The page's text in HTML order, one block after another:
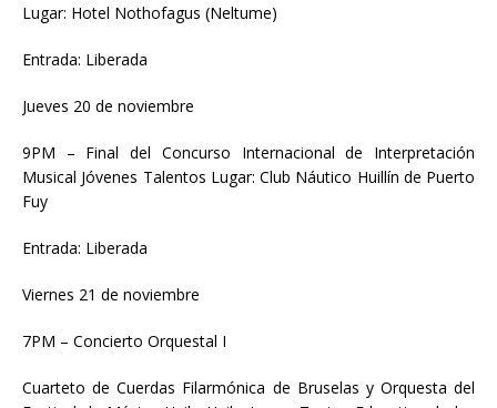
Lugar: Hotel Nothofagus (Neltume)
Entrada: Liberada
Jueves 20 de noviembre
9PM – Final del Concurso Internacional de Interpretación
Musical Jóvenes Talentos Lugar: Club Náutico Huillín de Puerto
Fuy
Entrada: Liberada
Viernes 21 de noviembre
7PM – Concierto Orquestal I
Cuarteto de Cuerdas Filarmónica de Bruselas y Orquesta del